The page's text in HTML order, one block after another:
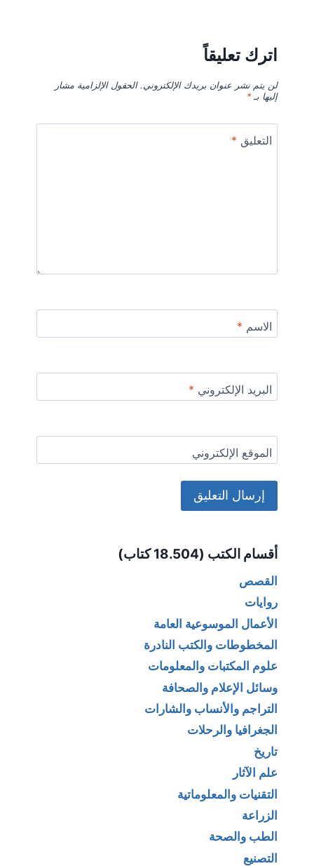
اترك تعليقاً
لن يتم نشر عنوان بريدك الإلكتروني. الحقول الإلزامية مشار
إليها بـ*
التعليق *
الاسم *
البريد الإلكتروني *
الموقع الإلكتروني
أقسام الكتب (18.504 كتاب)
القصص
روايات
الأعمال الموسوعية العامة
المخطوطات والكتب النادرة
علوم المكتبات والمعلومات
وسائل الإعلام والصحافة
التراجم والأنساب والشارات
الجغرافيا والرحلات
تاريخ
علم الآثار
التقنيات والمعلوماتية
الزراعة
الطب والصحة
التصنيع